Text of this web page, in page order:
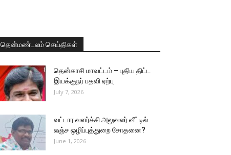
தென்மண்டலம் செய்திகள்
தென்காசி மாவட்டம் – புதிய திட்ட
இயக்குநர் பதவி ஏற்பு
July 7, 2026
வட்டார வளர்ச்சி அலுவலர் வீட்டில்
லஞ்ச ஒழிப்புத்துறை சோதனை?
June 1, 2026